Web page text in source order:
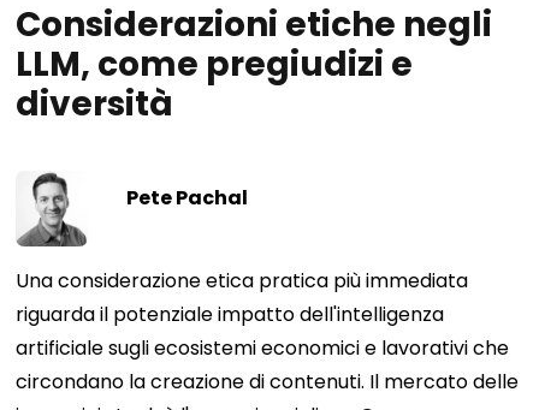
Considerazioni etiche negli
LLM, come pregiudizi e
diversità
Pete Pachal
Una considerazione etica pratica più immediata
riguarda il potenziale impatto dell'intelligenza
artificiale sugli ecosistemi economici e lavorativi che
circondano la creazione di contenuti. Il mercato delle